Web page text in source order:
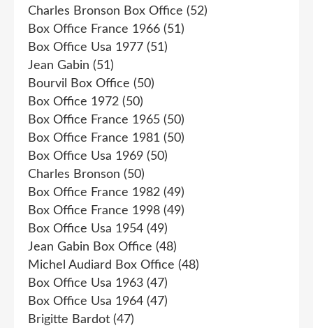
Charles Bronson Box Office (52)
Box Office France 1966 (51)
Box Office Usa 1977 (51)
Jean Gabin (51)
Bourvil Box Office (50)
Box Office 1972 (50)
Box Office France 1965 (50)
Box Office France 1981 (50)
Box Office Usa 1969 (50)
Charles Bronson (50)
Box Office France 1982 (49)
Box Office France 1998 (49)
Box Office Usa 1954 (49)
Jean Gabin Box Office (48)
Michel Audiard Box Office (48)
Box Office Usa 1963 (47)
Box Office Usa 1964 (47)
Brigitte Bardot (47)